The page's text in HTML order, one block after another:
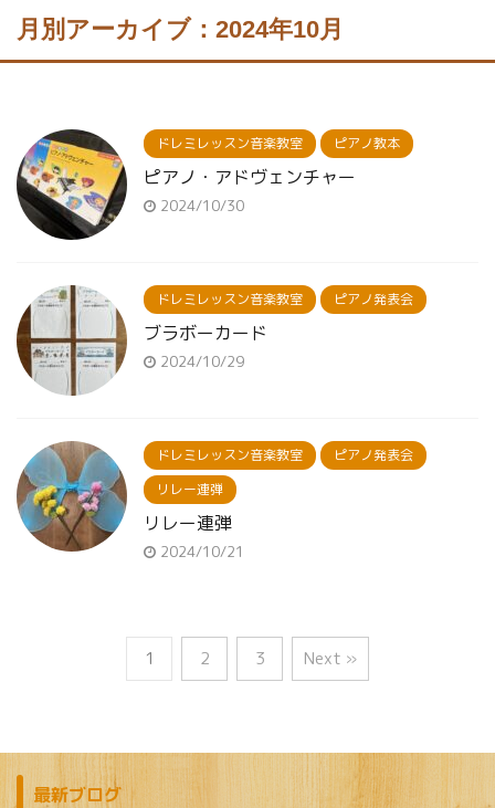
月別アーカイブ：2024年10月
ドレミレッスン音楽教室 ピアノ教本
ピアノ・アドヴェンチャー
2024/10/30
ドレミレッスン音楽教室 ピアノ発表会
ブラボーカード
2024/10/29
ドレミレッスン音楽教室
ピアノ発表会
リレー連弾
リレー連弾
2024/10/21
1 2 3 Next »
最新ブログ